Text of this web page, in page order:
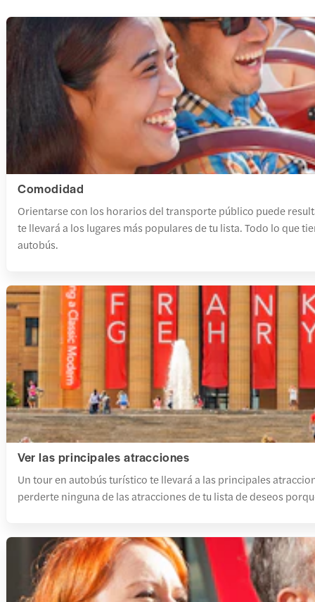
Comodidad
Orientarse con los horarios del transporte público puede
te llevará a los lugares más populares de tu lista. Todo lo que
autobús.
Ver las principales atracciones
Un tour en autobús turístico te llevará a las principales
perderte ninguna de las atracciones de tu lista de deseos